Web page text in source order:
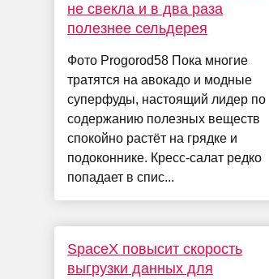
не свекла и в два раза
полезнее сельдерея
Фото Progorod58 Пока многие
тратятся на авокадо и модные
суперфуды, настоящий лидер по
содержанию полезных веществ
спокойно растёт на грядке и
подоконнике. Кресс-салат редко
попадает в спис...
SpaceX повысит скорость
выгрузки данных для